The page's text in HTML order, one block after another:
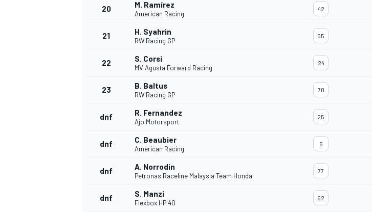
20 M. Ramírez
American Racing
42
21 H. Syahrin
RW Racing GP
55
22 S. Corsi
MV Agusta Forward Racing
24
23 B. Baltus
RW Racing GP
70
dnf R. Fernandez
Ajo Motorsport
25
dnf C. Beaubier
American Racing
6
dnf A. Norrodin
Petronas Raceline Malaysia Team Honda
77
dnf S. Manzi
Flexbox HP 40
62